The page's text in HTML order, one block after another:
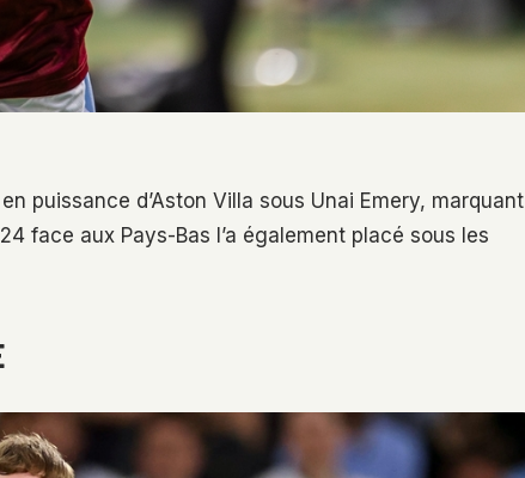
puissance d’Aston Villa sous Unai Emery, marquant
face aux Pays-Bas l’a également placé sous les